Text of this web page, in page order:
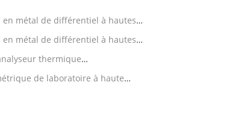
en métal de différentiel à hautes
en métal de différentiel à hautes
thermique
de laboratoire à haute